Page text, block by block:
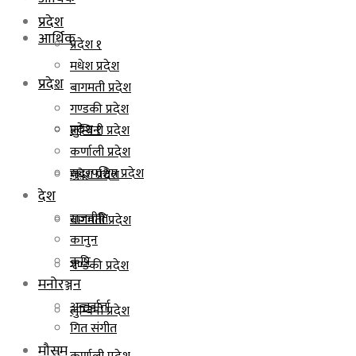
आर्थिक
प्रदेश
प्रदेश १
मधेश प्रदेश
बागमती प्रदेश
गण्डकी प्रदेश
लुम्बिनी प्रदेश
प्रदेश
प्रदेश १
मधेश प्रदेश
बागमती प्रदेश
गण्डकी प्रदेश
लुम्बिनी प्रदेश
कर्णाली प्रदेश
सुदूरपश्चिम प्रदेश
देश
राजनीति
कानुन
कृषि
मनोरञ्जन
अन्तर्वार्ता
गित संगीत
मौसम